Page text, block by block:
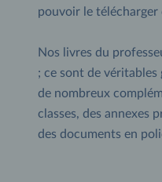
pouvoir le télécharger
Nos livres du
; ce sont de
de nombreux
classes, des annexes
des documents en